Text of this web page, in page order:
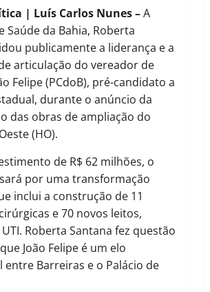
| Luís Carlos Nunes –A
Saúde da Bahia, Roberta
publicamente a liderança e a
articulação do vereador de
Felipe (PCdoB), pré-candidato a
durante o anúncio da
das obras de ampliação do
(HO).
de R$ 62 milhões, o
por uma transformação
inclui a construção de 11
e 70 novos leitos,
Roberta Santana fez questão
João Felipe é um elo
Barreiras e o Palácio de